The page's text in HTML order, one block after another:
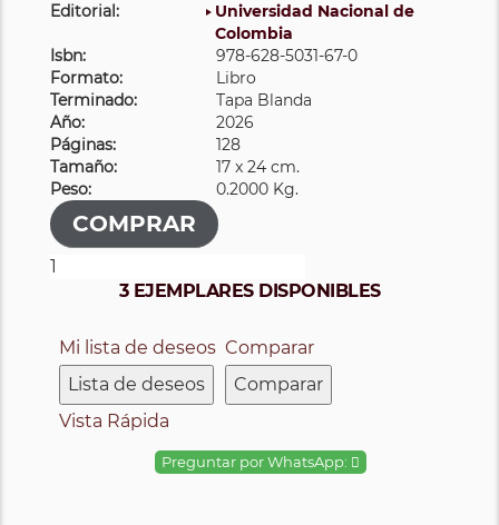
Editorial:
Universidad Nacional de
Colombia
Isbn:
978-628-5031-67-0
Formato:
Libro
Terminado:
Tapa Blanda
Año:
2026
Páginas:
128
Tamaño:
17 x 24 cm.
Peso:
0.2000 Kg.
3 EJEMPLARES DISPONIBLES
Mi lista de deseos
Lista de deseos
Comparar
Comparar
Vista Rápida
Preguntar por WhatsApp: